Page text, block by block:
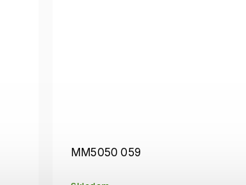
MM5050 059